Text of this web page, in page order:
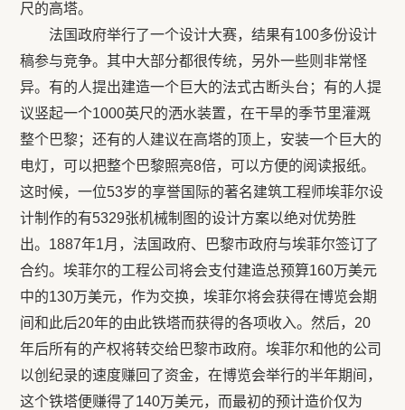
尺的高塔。
法国政府举行了一个设计大赛，结果有100多份设计
稿参与竞争。其中大部分都很传统，另外一些则非常怪
异。有的人提出建造一个巨大的法式古断头台；有的人提
议竖起一个1000英尺的洒水装置，在干旱的季节里灌溉
整个巴黎；还有的人建议在高塔的顶上，安装一个巨大的
电灯，可以把整个巴黎照亮8倍，可以方便的阅读报纸。
这时候，一位53岁的享誉国际的著名建筑工程师埃菲尔设
计制作的有5329张机械制图的设计方案以绝对优势胜
出。1887年1月，法国政府、巴黎市政府与埃菲尔签订了
合约。埃菲尔的工程公司将会支付建造总预算160万美元
中的130万美元，作为交换，埃菲尔将会获得在博览会期
间和此后20年的由此铁塔而获得的各项收入。然后，20
年后所有的产权将转交给巴黎市政府。埃菲尔和他的公司
以创纪录的速度赚回了资金，在博览会举行的半年期间，
这个铁塔便赚得了140万美元，而最初的预计造价仅为